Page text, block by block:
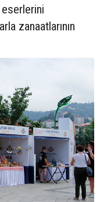
zanaatlarının